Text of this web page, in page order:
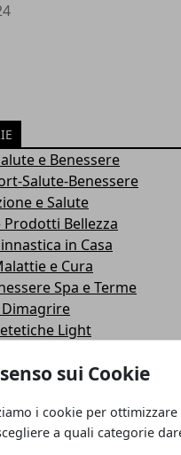
sui Cookie
i cookie per
a quali categorie
e Benessere
Salute-Benessere
e Salute
Prodotti Bellezza
in Casa
e Cura
Spa e Terme
Light
in Palestra
POPOLARI